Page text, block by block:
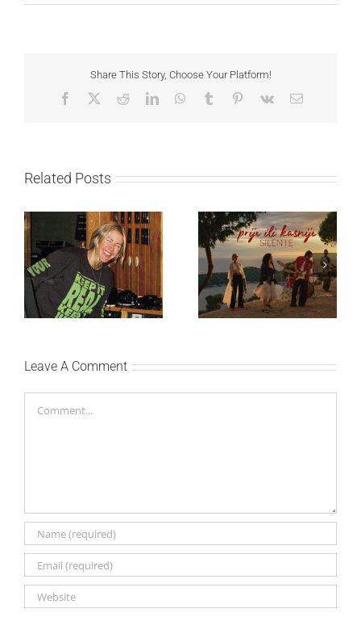
Share This Story, Choose Your Platform!
Facebook RedditLinkedInWhatsApp
Tumblr Pinterest
Vk Email
Related Posts
Ellie Goulding otkriva
nežniju stranu novim
singlom „4 Seasons“
Silente objavio novi
singl “Prije ili kasnije”
Leave A Comment